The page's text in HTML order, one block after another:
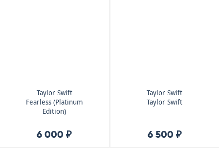
Taylor Swift
Fearless (Platinum
Edition)
6 000 ₽
Taylor Swift
Taylor Swift
6 500 ₽